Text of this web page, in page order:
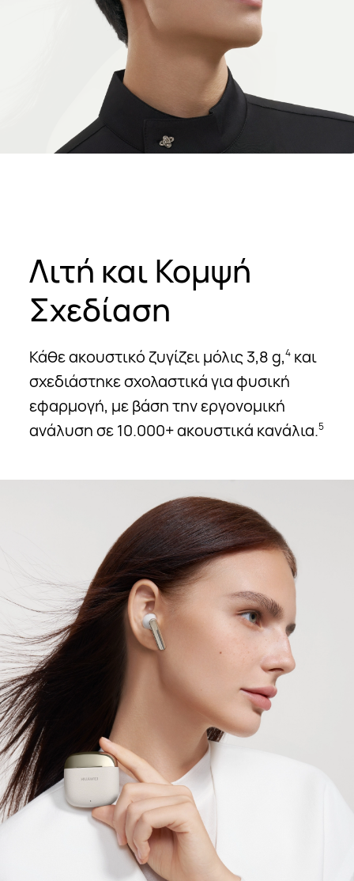
Λιτή και Κομψή
Σχεδίαση
Κάθε ακουστικό ζυγίζει μόλις 3,8 g,4 και
σχεδιάστηκε σχολαστικά για φυσική
εφαρμογή, με βάση την εργονομική
ανάλυση σε 10.000+ ακουστικά κανάλια.5